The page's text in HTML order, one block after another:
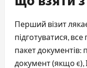
Перший візит
підготуватися,
пакет документів:
документ (якщо